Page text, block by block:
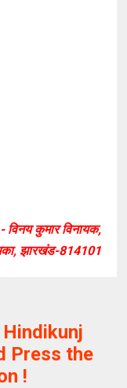
- विनय कुमार विनायक,
झारखंड-814101
Press the
!